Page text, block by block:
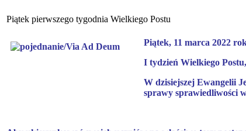
Piątek pierwszego tygodnia Wielkiego Postu
Piątek, 11 marca 2022
I tydzień Wielkiego
W dzisiejszej Ewangelii
sprawy sprawiedliwości